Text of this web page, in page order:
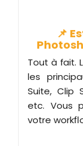
📌
Tout à fait.
les
Suite, Clip
etc. Vous
votre